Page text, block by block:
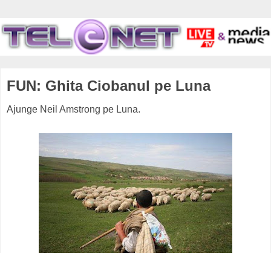
FUN: Ghita Ciobanul pe Luna
Ajunge Neil Amstrong pe Luna.